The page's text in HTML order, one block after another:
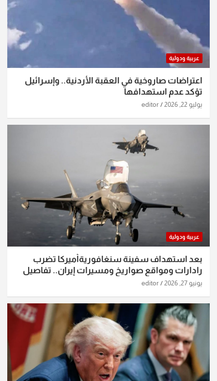
عربية ودولية
اعتراضات صاروخية في العقبة الأردنية.. وإسرائيل
تؤكد عدم استهدافها
يوليو 22, 2026 editor
عربية ودولية
بعد استهداف سفينة سنغافوريةأميركا تضرب
رادارات ومواقع صواريخ ومسيرات إيران.. تفاصيل
الساعات الماضية
يونيو 27, 2026 editor